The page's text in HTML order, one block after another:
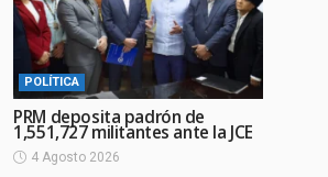
POLÍTICA
PRM deposita padrón de
1,551,727 militantes ante la JCE
4 Agosto 2026